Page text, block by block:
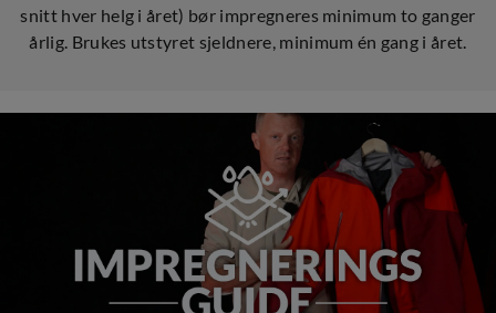
snitt hver helg i året) bør impregneres minimum to ganger
årlig. Brukes utstyret sjeldnere, minimum én gang i året.